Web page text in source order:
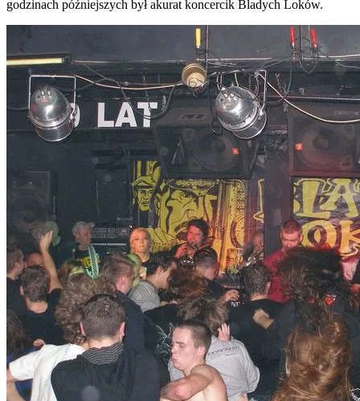
godzinach późniejszych był akurat koncercik Bladych Loków.